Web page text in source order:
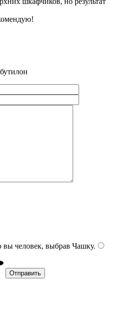
вы человек, выбрав Чашку.